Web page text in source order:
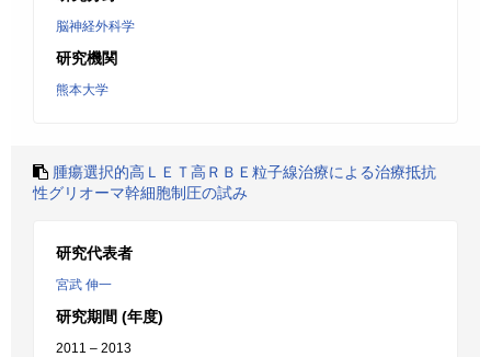
脳神経外科学
研究機関
熊本大学
腫瘍選択的高ＬＥＴ高ＲＢＥ粒子線治療による治療抵抗
性グリオーマ幹細胞制圧の試み
研究代表者
宮武 伸一
研究期間 (年度)
2011 – 2013